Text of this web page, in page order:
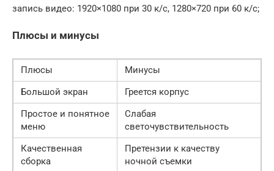
запись видео: 1920×1080 при 30 к/с, 1280×720 при 60 к/с;
Плюсы и минусы
Плюсы
Минусы
Большой экран
Греется корпус
Простое и понятное
меню
Слабая
светочувствительность
Качественная
сборка
Претензии к качеству
ночной съемки